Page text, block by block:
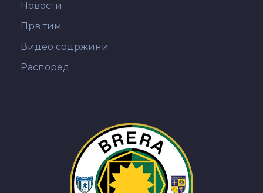
Новости
Прв тим
Видео содржини
Распоред